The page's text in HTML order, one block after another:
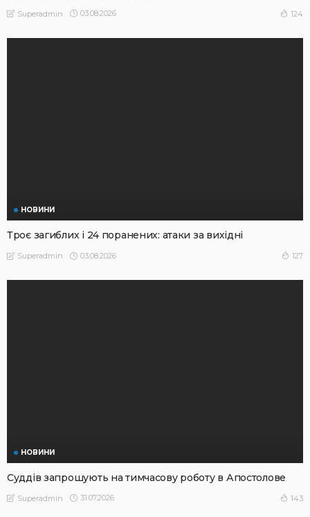
Superadmin 03.08.2026 124
НОВИНИ
Троє загиблих і 24 поранених: атаки за вихідні
Superadmin 03.08.2026 127
НОВИНИ
Суддів запрошують на тимчасову роботу в Апостолове
Superadmin 31.07.2026 143